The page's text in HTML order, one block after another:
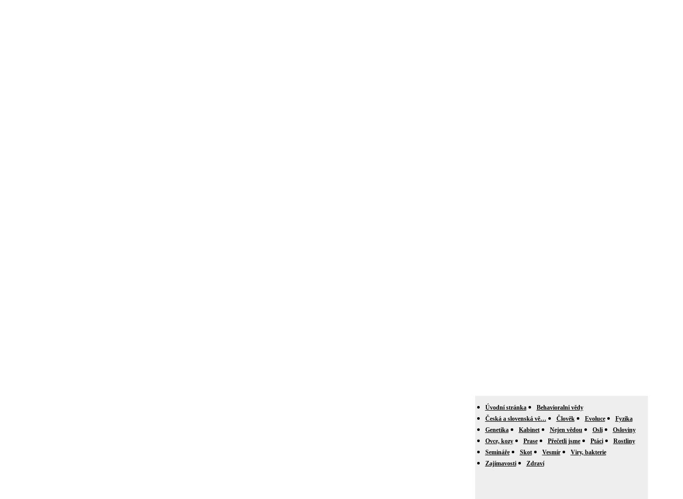
Úvodní stránka
Behavioralni vědy
Česká a slovenská vě…
Člověk Evoluce
Fyzika
Genetika
Kabinet Nejen vědou Osli
Osloviny
Ovce, kozy
Prase Přečetli jsme Ptáci
Rostliny
Semináře
Skot Vesmír
Viry, bakterie
Zajímavosti
Zdraví